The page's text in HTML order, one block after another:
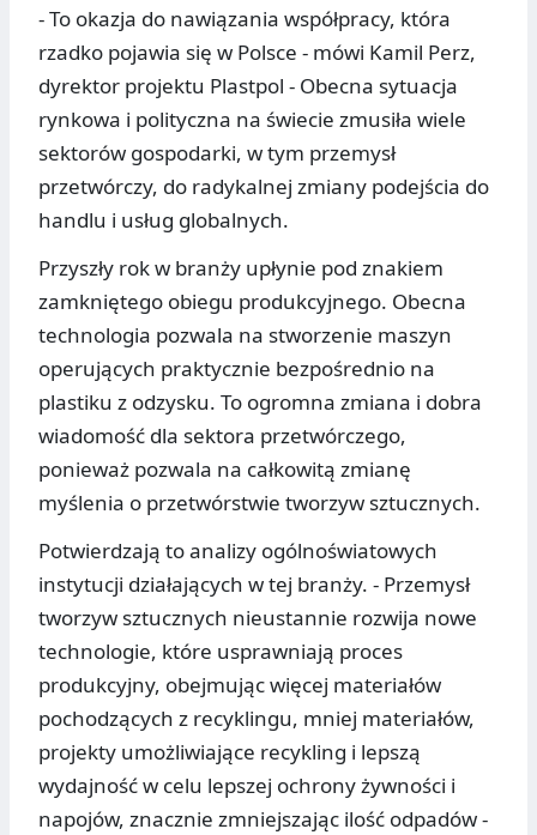
- To okazja do nawiązania współpracy, która
rzadko pojawia się w Polsce - mówi Kamil Perz,
dyrektor projektu Plastpol - Obecna sytuacja
rynkowa i polityczna na świecie zmusiła wiele
sektorów gospodarki, w tym przemysł
przetwórczy, do radykalnej zmiany podejścia do
handlu i usług globalnych.
Przyszły rok w branży upłynie pod znakiem
zamkniętego obiegu produkcyjnego. Obecna
technologia pozwala na stworzenie maszyn
operujących praktycznie bezpośrednio na
plastiku z odzysku. To ogromna zmiana i dobra
wiadomość dla sektora przetwórczego,
ponieważ pozwala na całkowitą zmianę
myślenia o przetwórstwie tworzyw sztucznych.
Potwierdzają to analizy ogólnoświatowych
instytucji działających w tej branży. - Przemysł
tworzyw sztucznych nieustannie rozwija nowe
technologie, które usprawniają proces
produkcyjny, obejmując więcej materiałów
pochodzących z recyklingu, mniej materiałów,
projekty umożliwiające recykling i lepszą
wydajność w celu lepszej ochrony żywności i
napojów, znacznie zmniejszając ilość odpadów -